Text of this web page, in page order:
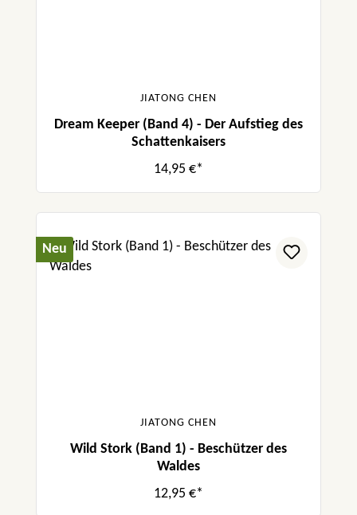
JIATONG CHEN
Dream Keeper (Band 4) - Der Aufstieg des
Schattenkaisers
14,95 €*
Neu
JIATONG CHEN
Wild Stork (Band 1) - Beschützer des
Waldes
12,95 €*